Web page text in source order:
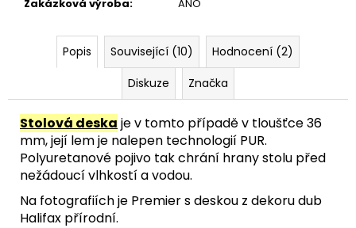
Zakázková výroba: ANO
Popis Související (10)
Hodnocení (2)
Diskuze
Značka
Stolová deska je v tomto případě v tloušťce 36
mm, její lem je nalepen technologií PUR.
Polyuretanové pojivo tak chrání hrany stolu před
nežádoucí vlhkostí a vodou.
Na fotografiích je Premier s deskou z dekoru dub
Halifax přírodní.